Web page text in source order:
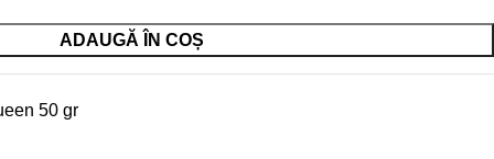
ADAUGĂ ÎN COȘ
50 gr